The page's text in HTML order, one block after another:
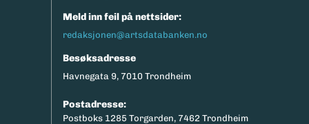
Meld inn feil på nettsider:
redaksjonen@artsdatabanken.no
Besøksadresse
Havnegata 9, 7010 Trondheim
Postadresse:
Postboks 1285 Torgarden, 7462 Trondheim